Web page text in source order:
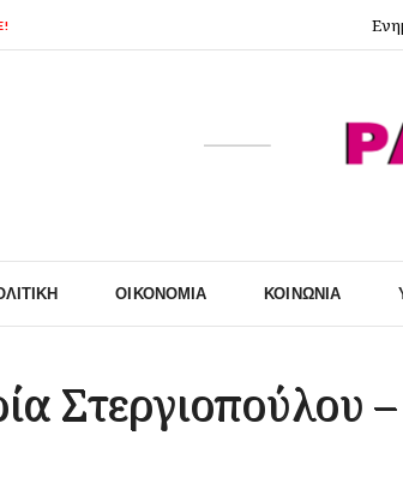
ΟΙΚΟΝΟΜΊΑ ΚΟΙΝΩΝΊΑ
Στεργιοπούλου